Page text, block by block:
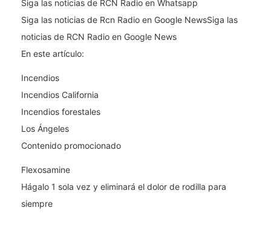
Siga las noticias de RCN Radio en Whatsapp
Siga las noticias de Rcn Radio en Google NewsSiga las
noticias de RCN Radio en Google News
En este artículo:
Incendios
Incendios California
Incendios forestales
Los Ángeles
Contenido promocionado
Flexosamine
Hágalo 1 sola vez y eliminará el dolor de rodilla para
siempre